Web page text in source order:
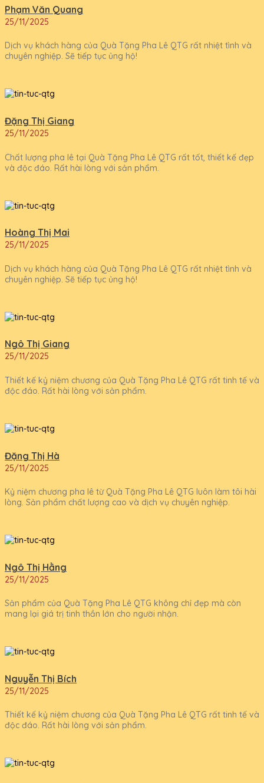
Phạm Văn Quang
25/11/2025
Dịch vụ khách hàng của Quà Tặng Pha Lê QTG rất nhiệt tình và
chuyên nghiệp. Sẽ tiếp tục ủng hộ!
Đặng Thị Giang
25/11/2025
Chất lượng pha lê tại Quà Tặng Pha Lê QTG rất tốt, thiết kế đẹp
và độc đáo. Rất hài lòng với sản phẩm.
Hoàng Thị Mai
25/11/2025
Dịch vụ khách hàng của Quà Tặng Pha Lê QTG rất nhiệt tình và
chuyên nghiệp. Sẽ tiếp tục ủng hộ!
Ngô Thị Giang
25/11/2025
Thiết kế kỷ niệm chương của Quà Tặng Pha Lê QTG rất tinh tế và
độc đáo. Rất hài lòng với sản phẩm.
Đặng Thị Hà
25/11/2025
Kỷ niệm chương pha lê từ Quà Tặng Pha Lê QTG luôn làm tôi hài
lòng. Sản phẩm chất lượng cao và dịch vụ chuyên nghiệp.
Ngô Thị Hằng
25/11/2025
Sản phẩm của Quà Tặng Pha Lê QTG không chỉ đẹp mà còn
mang lại giá trị tinh thần lớn cho người nhận.
Nguyễn Thị Bích
25/11/2025
Thiết kế kỷ niệm chương của Quà Tặng Pha Lê QTG rất tinh tế và
độc đáo. Rất hài lòng với sản phẩm.